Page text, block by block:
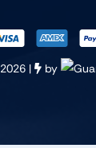
2026 | by